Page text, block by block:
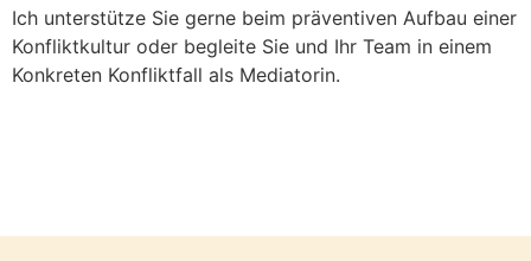
Ich unterstütze Sie gerne beim präventiven Aufbau einer
Konfliktkultur oder begleite Sie und Ihr Team in einem
Konkreten Konfliktfall als Mediatorin.